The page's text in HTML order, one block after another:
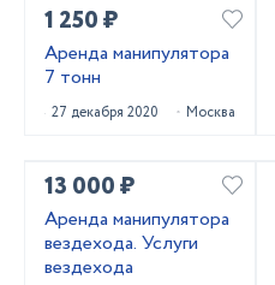
1 250 ₽
Аренда манипулятора
7 тонн
27 декабря 2020 Москва
13 000 ₽
Аренда манипулятора
вездехода. Услуги
вездехода